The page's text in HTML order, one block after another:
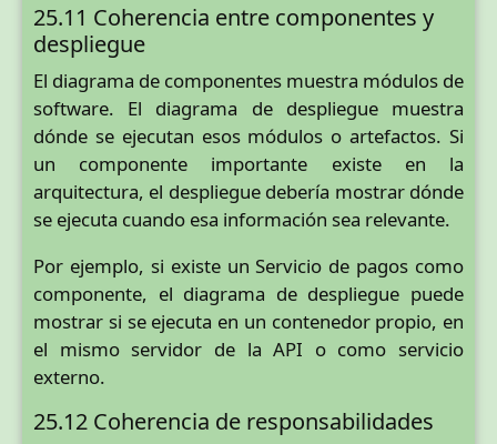
25.11 Coherencia entre componentes y
despliegue
El diagrama de componentes muestra módulos de
software. El diagrama de despliegue muestra
dónde se ejecutan esos módulos o artefactos. Si
un componente importante existe en la
arquitectura, el despliegue debería mostrar dónde
se ejecuta cuando esa información sea relevante.
Por ejemplo, si existe un Servicio de pagos como
componente, el diagrama de despliegue puede
mostrar si se ejecuta en un contenedor propio, en
el mismo servidor de la API o como servicio
externo.
25.12 Coherencia de responsabilidades